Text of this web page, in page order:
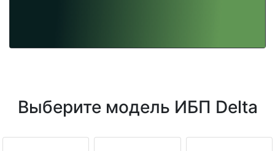
Выберите модель ИБП Delta